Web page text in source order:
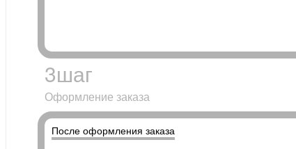
3шаг
Оформление заказа
После оформления заказа